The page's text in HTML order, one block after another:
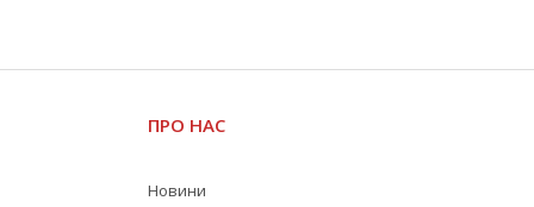
ПРО НАС
Новини